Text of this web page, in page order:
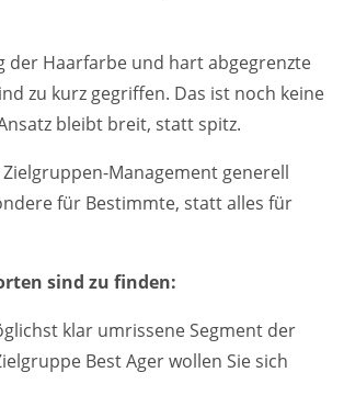
der Haarfarbe und hart abgegrenzte
zu kurz gegriffen. Das ist noch keine
bleibt breit, statt spitz.
Management generell
für Bestimmte, statt alles für
sind zu finden:
klar umrissene Segment der
Best Ager wollen Sie sich